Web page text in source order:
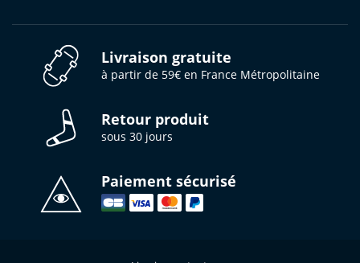
Livraison gratuite
à partir de 59€ en France Métropolitaine
Retour produit
sous 30 jours
Paiement sécurisé